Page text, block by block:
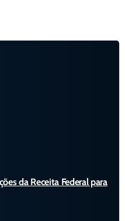
da Receita Federal para